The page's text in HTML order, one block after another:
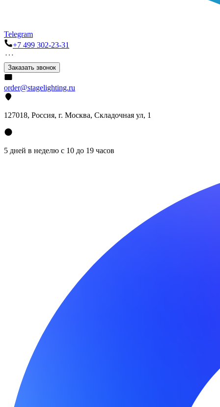
Telegram
+7 499 302-23-31
Заказать звонок
order@stagelighting.ru
127018, Россия, г. Москва, Складочная ул, 1
5 дней в неделю с 10 до 19 часов